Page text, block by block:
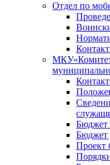
Отдел по
Бюджет
Бюджет
Проект